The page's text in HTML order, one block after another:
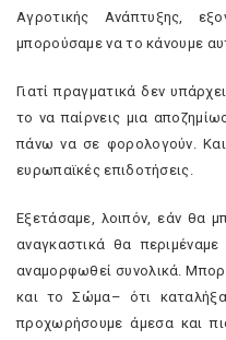
Αγροτικής Ανάπτυξης,
μπορούσαμε να το κάνουμε
Γιατί πραγματικά δεν
το να παίρνεις μια
πάνω να σε φορολογούν. Και
ευρωπαϊκές επιδοτήσεις.
Εξετάσαμε, λοιπόν, εάν θα
αναγκαστικά θα
αναμορφωθεί συνολικά.
και το Σώμα– ότι
προχωρήσουμε άμεσα και